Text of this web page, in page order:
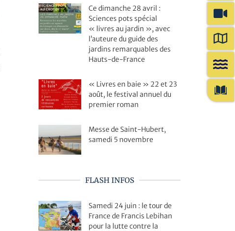
Ce dimanche 28 avril :
Sciences pots spécial
« livres au jardin », avec
l’auteure du guide des
jardins remarquables des
Hauts-de-France
« Livres en baie » 22 et 23
août, le festival annuel du
premier roman
Messe de Saint-Hubert,
samedi 5 novembre
FLASH INFOS
Samedi 24 juin : le tour de
France de Francis Lebihan
pour la lutte contre la